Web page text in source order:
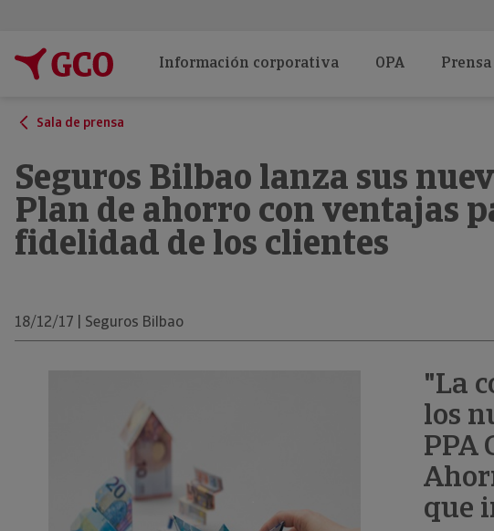
Información corporativa OPA Prensa
Sala de prensa
Seguros Bilbao lanza sus
Plan de ahorro con ventajas
fidelidad de los clientes
18/12/17 | Seguros Bilbao
"La
los
PPA
que